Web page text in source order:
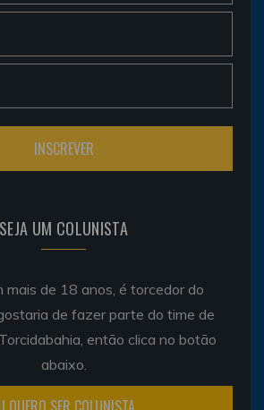
SEJA UM COLUNISTA
mais de 18 anos, é torcedor do
de fazer parte do time de
então clica no botão
abaixo.